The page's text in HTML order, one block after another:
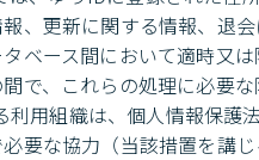
、更新に関する情報、退
ベース間において適時又
で、これらの処理に必要
利用組織は、個人情報保
要な協力（当該措置を講